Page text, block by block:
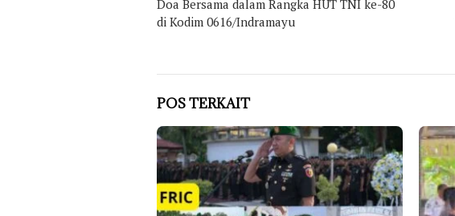
pos
Doa Bersama dalam Rangka HUT TNI ke-80
di Kodim 0616/Indramayu
POS TERKAIT